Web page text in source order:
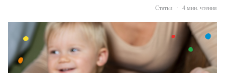
Статьи · 4 мин. чтения